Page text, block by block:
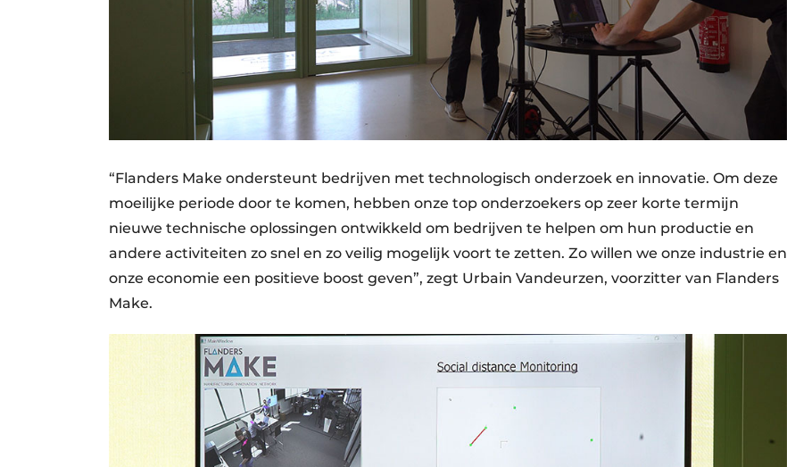
“Flanders Make ondersteunt bedrijven met technologisch onderzoek en innovatie. Om deze
moeilijke periode door te komen, hebben onze top onderzoekers op zeer korte termijn
nieuwe technische oplossingen ontwikkeld om bedrijven te helpen om hun productie en
andere activiteiten zo snel en zo veilig mogelijk voort te zetten. Zo willen we onze industrie en
onze economie een positieve boost geven”, zegt Urbain Vandeurzen, voorzitter van Flanders
Make.